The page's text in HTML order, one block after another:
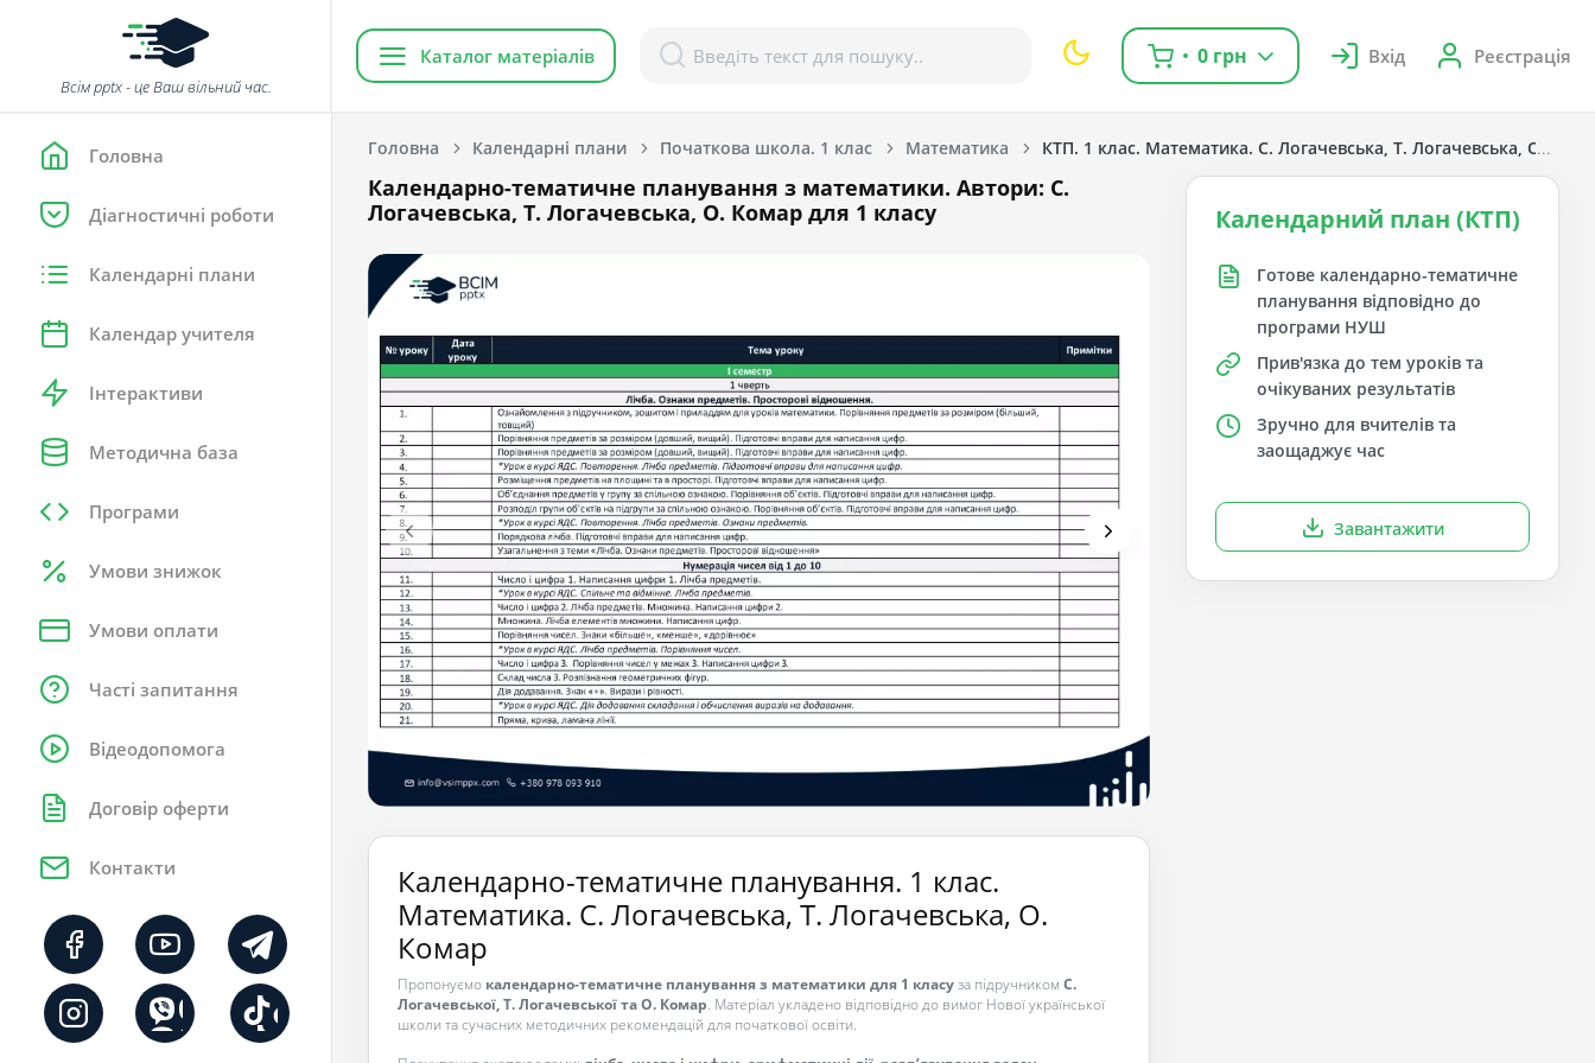
Всім pptx - це Ваш вільний час.
Головна
Діагностичні роботи
Календарні плани
Календар учителя
Інтерактиви
Методична база
Програми
Умови знижок
Умови оплати
Часті запитання
Відеодопомога
Договір оферти
Контакти
Каталог матеріалів 0 грн Вхід Реєстрація
Головна Календарні плани Початкова школа. 1 клас Математика КТП. 1 клас. Математика. С. Логачевська, Т. Логачевська, О.
Календарно-тематичне планування з математики. Автори: С.
Логачевська, Т. Логачевська, О. Комар для 1 класу
Календарно-тематичне планування. 1 клас.
Математика. С. Логачевська, Т. Логачевська, О.
Комар
Пропонуємо календарно-тематичне планування з математики для 1 класуза підручником С.
Логачевської, Т. Логачевської та О. Комар. Матеріал укладено відповідно до вимог Нової української
школи та сучасних методичних рекомендацій для початкової освіти.
Календарний план (КТП)
Готове календарно-тематичне
планування відповідно до
програми НУШ
Прив'язка до тем уроків та
очікуваних результатів
Зручно для вчителів та
заощаджує час
Завантажити